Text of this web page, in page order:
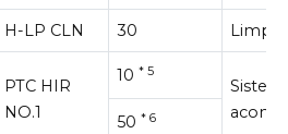
H-LP CLN 30
PTC HIR
NO.1
10* 5
50* 6